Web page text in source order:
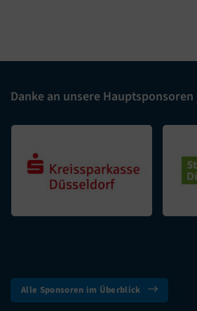
Danke an unsere
Alle Sponsoren im Überblick